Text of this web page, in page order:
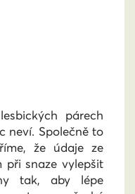
párech
neví. Společně to
že údaje ze
při snaze vylepšit
tak, aby lépe